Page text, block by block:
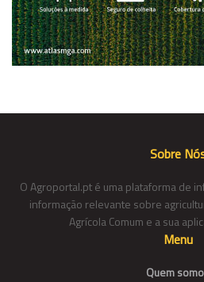
Sobre
O Agroportal.pt é uma plataforma de
informação relevante sobre
Agrícola Comum e a sua
Menu
Quem